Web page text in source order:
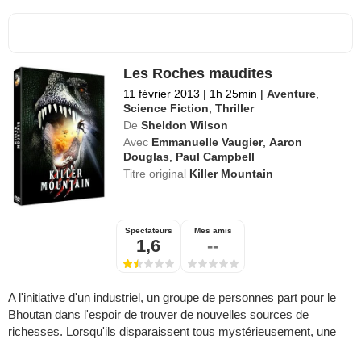
Les Roches maudites
11 février 2013 | 1h 25min | Aventure,
Science Fiction,Thriller
De Sheldon Wilson
Avec Emmanuelle Vaugier,Aaron
Douglas, Paul Campbell
Titre original Killer Mountain
Spectateurs
1,6
Mes amis
--
A l'initiative d'un industriel, un groupe de personnes part pour le
Bhoutan dans l'espoir de trouver de nouvelles sources de
richesses. Lorsqu'ils disparaissent tous mystérieusement, une